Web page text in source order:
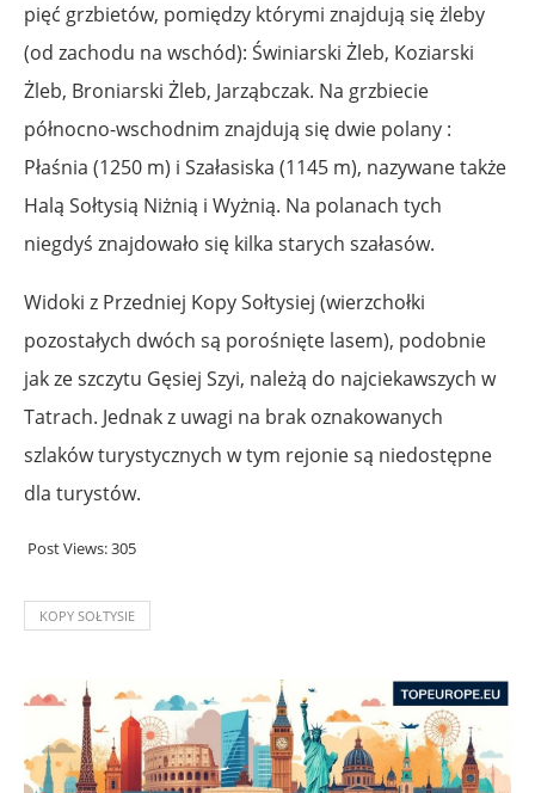
pięć grzbietów, pomiędzy którymi znajdują się żleby
(od zachodu na wschód): Świniarski Żleb, Koziarski
Żleb, Broniarski Żleb, Jarząbczak. Na grzbiecie
północno-wschodnim znajdują się dwie polany :
Płaśnia (1250 m) i Szałasiska (1145 m), nazywane także
Halą Sołtysią Niżnią i Wyżnią. Na polanach tych
niegdyś znajdowało się kilka starych szałasów.
Widoki z Przedniej Kopy Sołtysiej (wierzchołki
pozostałych dwóch są porośnięte lasem), podobnie
jak ze szczytu Gęsiej Szyi, należą do najciekawszych w
Tatrach. Jednak z uwagi na brak oznakowanych
szlaków turystycznych w tym rejonie są niedostępne
dla turystów.
Post Views:305
KOPY SOŁTYSIE